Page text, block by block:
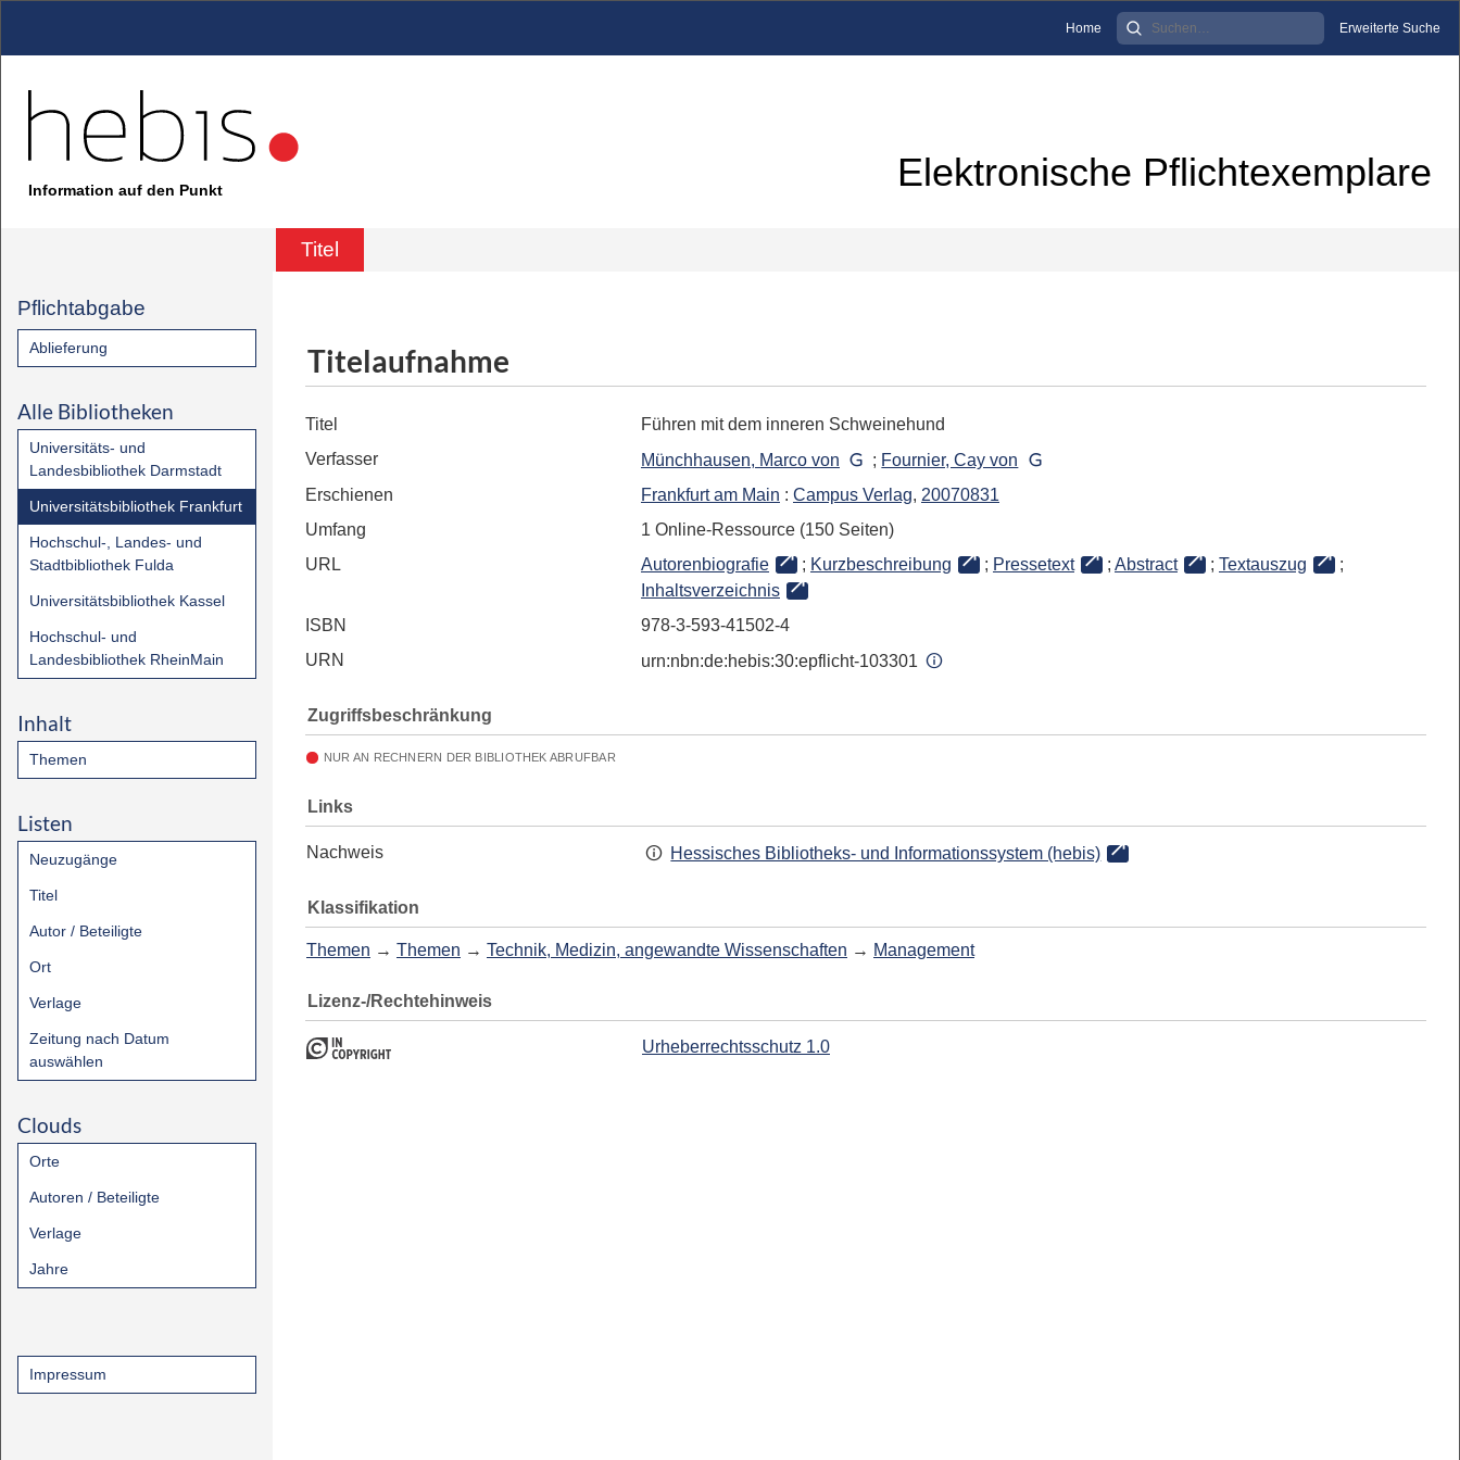
Home Erweiterte Suche
Information auf den Punkt Elektronische Pflichtexemplare
Titel
Pflichtabgabe
Ablieferung
Alle Bibliotheken
Universitäts- und
Landesbibliothek Darmstadt
Universitätsbibliothek Frankfurt
Hochschul-, Landes- und
Stadtbibliothek Fulda
Universitätsbibliothek Kassel
Hochschul- und
Landesbibliothek RheinMain
Inhalt
Themen
Listen
Neuzugänge
Titel
Autor / Beteiligte
Ort
Verlage
Zeitung nach Datum
auswählen
Clouds
Orte
Autoren / Beteiligte
Verlage
Jahre
Impressum
Titelaufnahme
Titel
Führen mit dem inneren Schweinehund
Verfasser
Münchhausen, Marco von ; Fournier, Cay von
Erschienen
Frankfurt am Main : Campus Verlag, 20070831
Umfang
1 Online-Ressource (150 Seiten)
URL
Autorenbiografie ; Kurzbeschreibung ; Pressetext ; Abstract ; Textauszug
;
Inhaltsverzeichnis
ISBN
978-3-593-41502-4
URN
urn:nbn:de:hebis:30:epflicht-103301
Zugriffsbeschränkung
NUR AN RECHNERN DER BIBLIOTHEK ABRUFBAR
Links
Nachweis Hessisches Bibliotheks- und Informationssystem (hebis)
Klassifikation
Themen → Themen → Technik, Medizin, angewandte Wissenschaften → Management
Lizenz-/Rechtehinweis
Urheberrechtsschutz 1.0